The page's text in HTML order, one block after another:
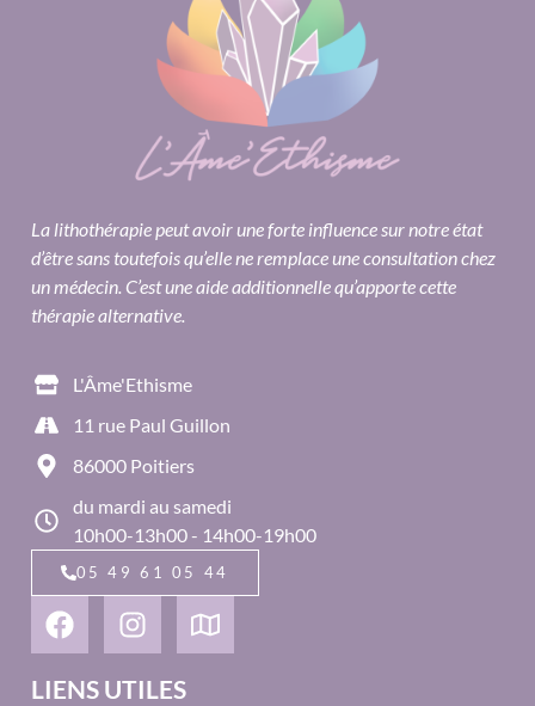
La lithothérapie peut avoir une forte influence sur notre état
d’être sans toutefois qu’elle ne remplace une consultation chez
un médecin. C’est une aide additionnelle qu’apporte cette
thérapie alternative.
L'Âme'Ethisme
11 rue Paul Guillon
86000 Poitiers
du mardi au samedi
10h00-13h00 - 14h00-19h00
05 49 61 05 44
LIENS UTILES